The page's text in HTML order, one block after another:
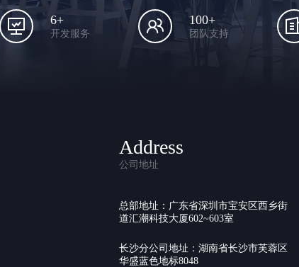
6+
开发服务
100+
团队支持
Address
公司地址
总部地址：广东省深圳市宝安区西乡街
道汇潮科技大厦602~603室
长沙分公司地址：湖南省长沙市芙蓉区
华盛蓝色地标8048